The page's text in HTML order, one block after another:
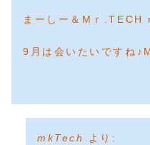
まーしー＆Mｒ
9月は会いたいですね
mkTech より: